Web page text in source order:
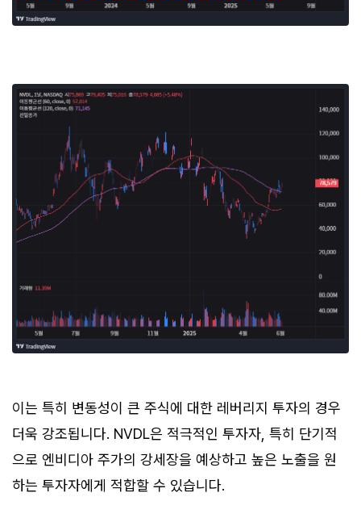
이는 특히 변동성이 큰 주식에 대한 레버리지 투자의 경우
더욱 강조됩니다. NVDL은 적극적인 투자자, 특히 단기적
으로 엔비디아 주가의 강세장을 예상하고 높은 노출을 원
하는 투자자에게 적합할 수 있습니다.